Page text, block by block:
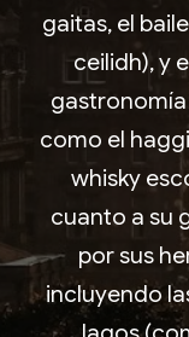
gaitas, el
ceilidh), y
como el
whisky
cuanto a su
por sus
incluyendo